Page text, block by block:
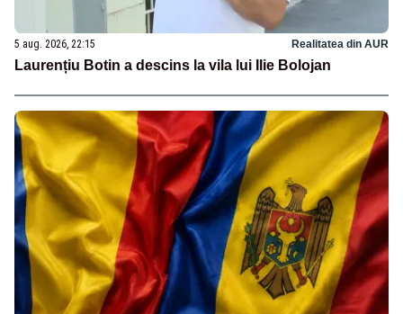
5 aug. 2026, 22:15 Realitatea din AUR
Laurențiu Botin a descins la vila lui Ilie Bolojan